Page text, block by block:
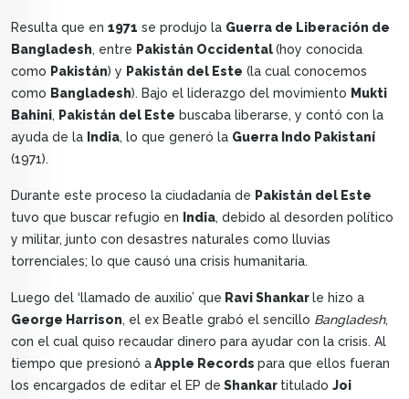
Resulta que en 1971 se produjo la Guerra de Liberación de
Bangladesh, entre Pakistán Occidental(hoy conocida
como Pakistán) y Pakistán del Este (la cual conocemos
como Bangladesh). Bajo el liderazgo del movimiento Mukti
Bahini, Pakistán del Este buscaba liberarse, y contó con la
ayuda de la India, lo que generó la Guerra Indo Pakistaní
(1971).
Durante este proceso la ciudadanía de Pakistán del Este
tuvo que buscar refugio en
India, debido al desorden político
y militar, junto con desastres naturales como lluvias
torrenciales; lo que causó una crisis humanitaria.
Luego del ‘llamado de auxilio’ que Ravi Shankarle hizo a
George Harrison, el ex Beatle grabó el sencillo Bangladesh,
con el cual quiso recaudar dinero para ayudar con la crisis. Al
tiempo que presionó aApple Records para que ellos fueran
los encargados de editar el EP de Shankar titulado Joi